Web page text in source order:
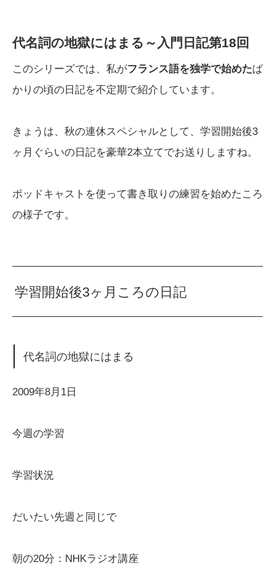
代名詞の地獄にはまる～入門日記第18回
このシリーズでは、私がフランス語を独学で始めたば
かりの頃の日記を不定期で紹介しています。
きょうは、秋の連休スペシャルとして、学習開始後3
ヶ月ぐらいの日記を豪華2本立てでお送りしますね。
ポッドキャストを使って書き取りの練習を始めたころ
の様子です。
学習開始後3ヶ月ころの日記
代名詞の地獄にはまる
2009年8月1日
今週の学習
学習状況
だいたい先週と同じで
朝の20分：NHKラジオ講座